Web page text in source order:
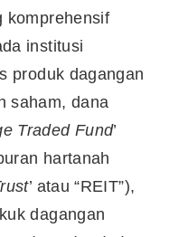
komprehensif
institusi
produk dagangan
saham, dana
Traded Fund’
hartanah
’ atau “REIT”),
dagangan